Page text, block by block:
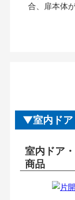
合、扉本体
室内ド
室内ドア
商品